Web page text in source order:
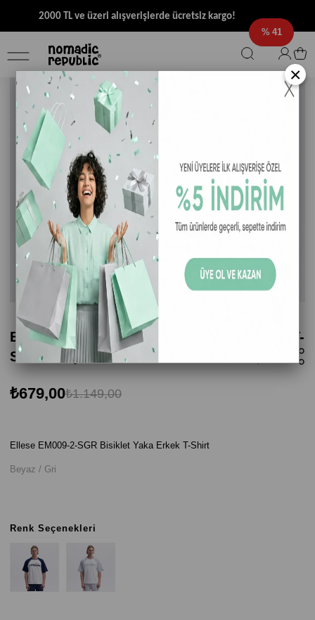
2000 TL ve üzeri alışverişlerde ücretsiz kargo!
41
Ellesse EM009-2-SGR Bisiklet Yaka Erkek T-
Shirt - Beyaz / Gri
₺1.149,00
₺679,00
Ellese EM009-2-SGR Bisiklet Yaka Erkek T-Shirt
Beyaz / Gri
Renk Seçenekleri
×